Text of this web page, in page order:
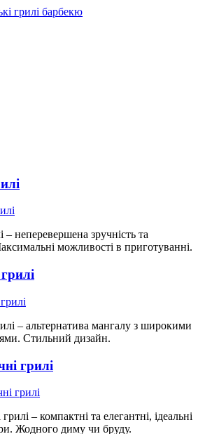
– неперевершена зручність та
можливості в приготуванні.
– альтернатива мангалу з широкими
Стильний дизайн.
грилі
– компактні та елегантні, ідеальні
Жодного диму чи бруду.​